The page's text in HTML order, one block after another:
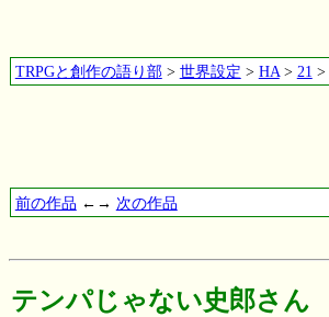
TRPGと創作の語り部> 世界設定 > HA> 21 >
前の作品 ←→ 次の作品
テンパじゃない史郎さん